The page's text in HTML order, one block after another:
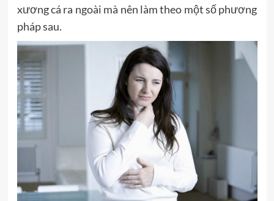
xương cá ra ngoài mà nên làm theo một số phương
pháp sau.